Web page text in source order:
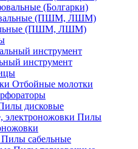
(Болгарки)
(ПШМ, ЛШМ)
инструмент
Отбойные молотки
дисковые
Пилы
Пилы сабельные